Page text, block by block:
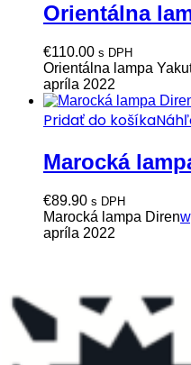
Orientálna
€110.00 s DPH
Orientálna lampa
apríla 2022
Pridať do košíka
Marocká
€89.90 s DPH
Marocká lampa Diren
apríla 2022